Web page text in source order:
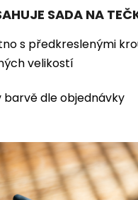
SADA NA
s předkreslenými
velikostí
barvě dle objednávky